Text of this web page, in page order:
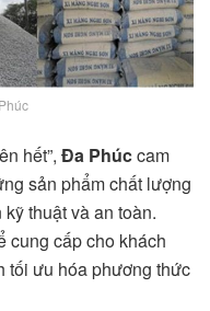
hết”, Đa Phúccam
sản phẩm chất lượng
thuật và an toàn.
cung cấp cho khách
tối ưu hóa phương thức